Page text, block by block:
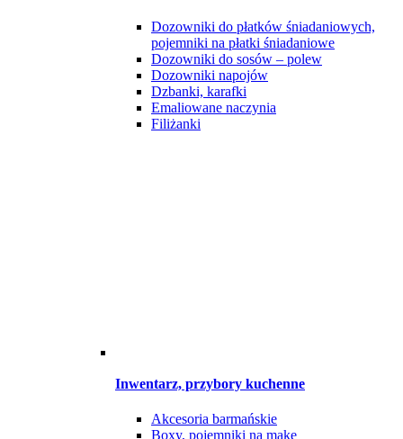
Dozowniki do płatków śniadaniowych,
pojemniki na płatki śniadaniowe
Dozowniki do sosów – polew
Dozowniki napojów
Dzbanki, karafki
Emaliowane naczynia
Filiżanki
Inwentarz, przybory kuchenne
Akcesoria barmańskie
Boxy, pojemniki na mąkę